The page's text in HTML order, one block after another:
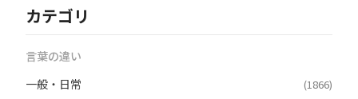
カテゴリ
言葉の違い
一般・日常
(1866)